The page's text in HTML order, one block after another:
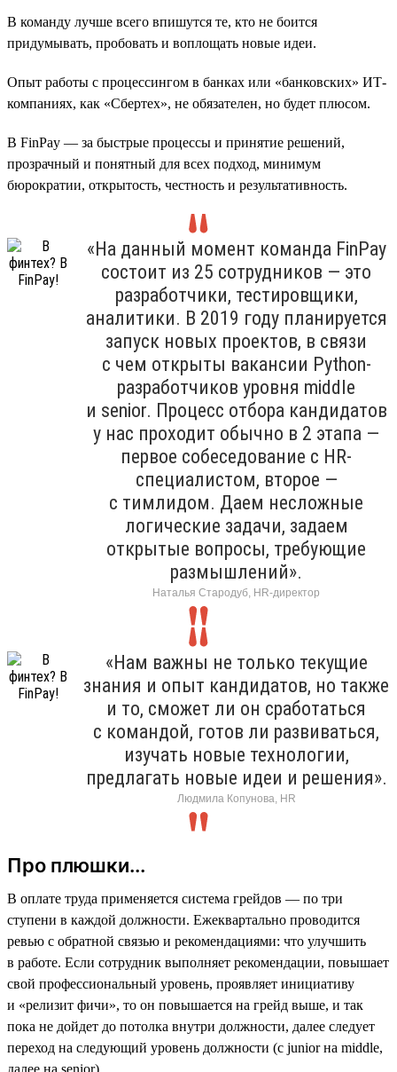
В команду лучше всего впишутся те, кто не боится
придумывать, пробовать и воплощать новые идеи.
Опыт работы с процессингом в банках или «банковских» ИТ-
компаниях, как «Сбертех», не обязателен, но будет плюсом.
В FinPay — за быстрые процессы и принятие решений,
прозрачный и понятный для всех подход, минимум
бюрократии, открытость, честность и результативность.
«На данный момент команда FinPay
состоит из 25 сотрудников — это
разработчики, тестировщики,
аналитики. В 2019 году планируется
запуск новых проектов, в связи
с чем открыты вакансии Python-
разработчиков уровня middle
и senior. Процесс отбора кандидатов
у нас проходит обычно в 2 этапа —
первое собеседование с HR-
специалистом, второе —
с тимлидом. Даем несложные
логические задачи, задаем
открытые вопросы, требующие
размышлений».
Наталья Стародуб, HR-директор
«Нам важны не только текущие
знания и опыт кандидатов, но также
и то, сможет ли он сработаться
с командой, готов ли развиваться,
изучать новые технологии,
предлагать новые идеи и решения».
Людмила Копунова, HR
Про плюшки...
В оплате труда применяется система грейдов — по три
ступени в каждой должности. Ежеквартально проводится
ревью с обратной связью и рекомендациями: что улучшить
в работе. Если сотрудник выполняет рекомендации, повышает
свой профессиональный уровень, проявляет инициативу
и «релизит фичи», то он повышается на грейд выше, и так
пока не дойдет до потолка внутри должности, далее следует
переход на следующий уровень должности (с junior на middle,
далее на senior).